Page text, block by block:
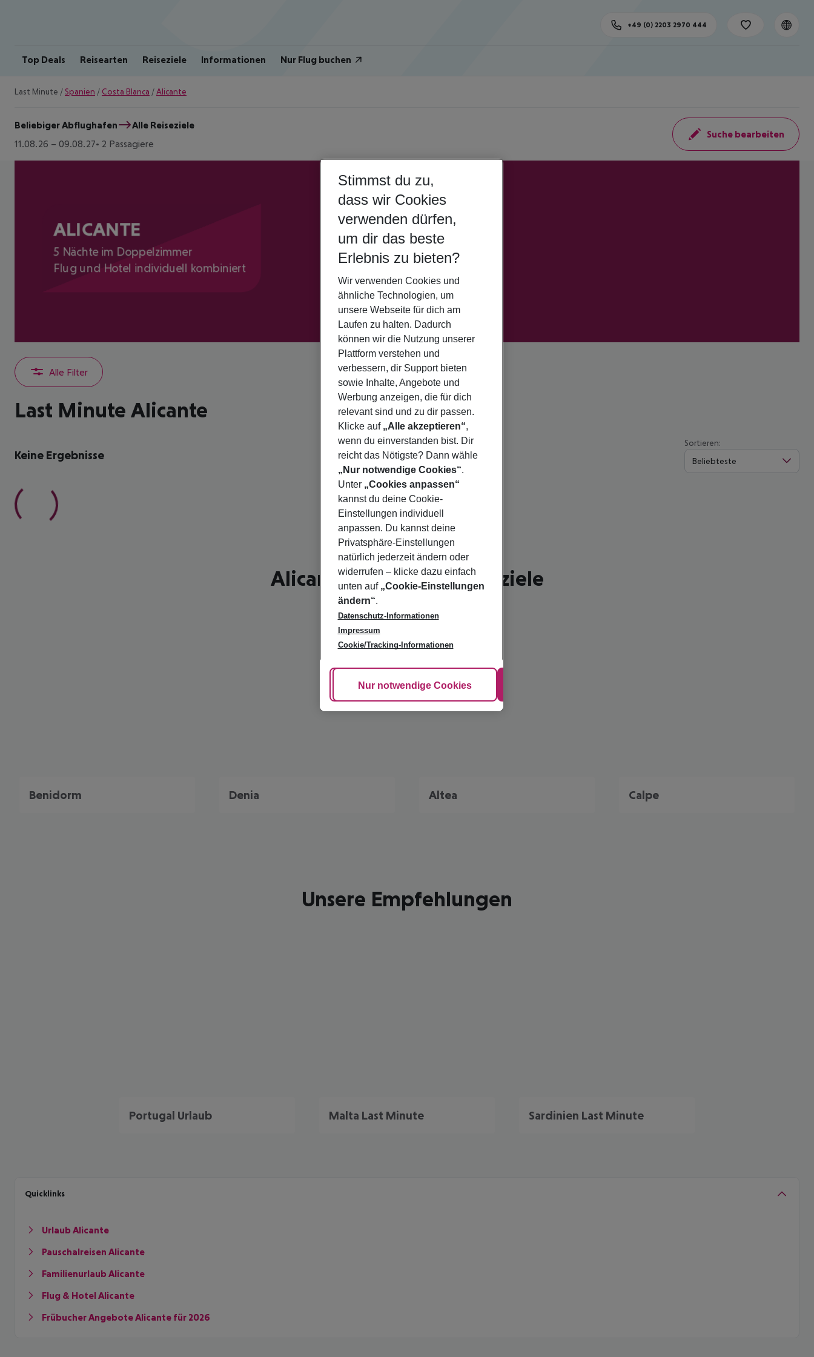
Top Deals Reisearten Reiseziele Informationen Nur Flug buchen
+49 (0) 2203 2970 444
Last Minute / Spanien / Costa Blanca /Alicante
Beliebiger Abflughafen
Alle Reiseziele
11.08.26 – 09.08.27 2 Passagiere
Suche bearbeiten
ALICANTE
5 Nächte im Doppelzimmer
Flug und Hotel individuell kombiniert
Alle Filter
Last Minute Alicante
Keine Ergebnisse
Sortieren:
Beliebteste
Alicante - schönste Reiseziele
Benidorm Denia Altea Calpe
Unsere Empfehlungen
Portugal Urlaub Malta Last Minute Sardinien Last Minute
Quicklinks
Urlaub Alicante
Pauschalreisen Alicante
Familienurlaub Alicante
Flug & Hotel Alicante
Frübucher Angebote Alicante für 2026
Stimmst du zu,
dass wir Cookies
verwenden dürfen,
um dir das beste
Erlebnis zu bieten?
Wir verwenden Cookies und
ähnliche Technologien, um
unsere Webseite für dich am
Laufen zu halten. Dadurch
können wir die Nutzung unserer
Plattform verstehen und
verbessern, dir Support bieten
sowie Inhalte, Angebote und
Werbung anzeigen, die für dich
relevant sind und zu dir passen.
Klicke auf „Alle akzeptieren“,
wenn du einverstanden bist. Dir
reicht das Nötigste? Dann wähle
„Nur notwendige Cookies“.
Unter „Cookies anpassen“
kannst du deine Cookie-
Einstellungen individuell
anpassen. Du kannst deine
Privatsphäre-Einstellungen
natürlich jederzeit ändern oder
widerrufen – klicke dazu einfach
unten auf „Cookie-Einstellungen
ändern“.
Datenschutz-Informationen
Impressum
Cookie/Tracking-Informationen
Cookie anpassen
Nur notwendige Cookies